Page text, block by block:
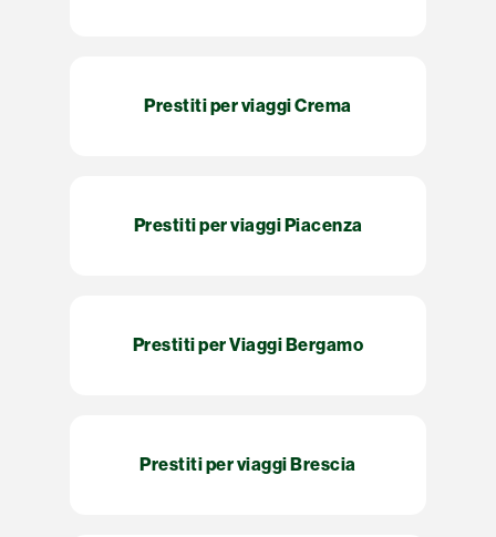
Prestiti per viaggi Crema
Prestiti per viaggi Piacenza
Prestiti per Viaggi Bergamo
Prestiti per viaggi Brescia